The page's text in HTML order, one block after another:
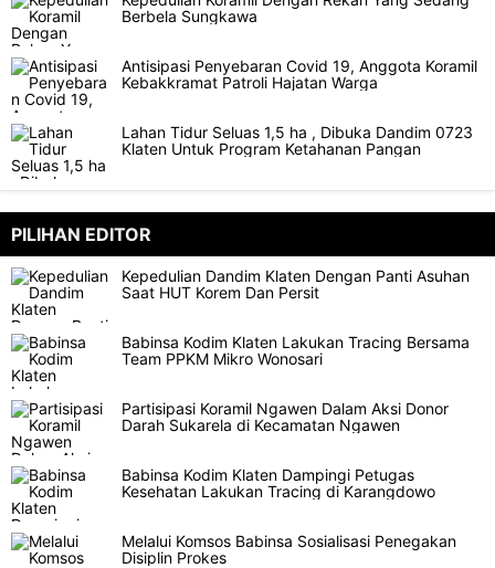
Berbela Sungkawa
Antisipasi Penyebaran Covid 19, Anggota Koramil
Kebakkramat Patroli Hajatan Warga
Lahan Tidur Seluas 1,5 ha , Dibuka Dandim 0723
Klaten Untuk Program Ketahanan Pangan
PILIHAN EDITOR
Kepedulian Dandim Klaten Dengan Panti Asuhan
Saat HUT Korem Dan Persit
Babinsa Kodim Klaten Lakukan Tracing Bersama
Team PPKM Mikro Wonosari
Partisipasi Koramil Ngawen Dalam Aksi Donor
Darah Sukarela di Kecamatan Ngawen
Babinsa Kodim Klaten Dampingi Petugas
Kesehatan Lakukan Tracing di Karangdowo
Melalui Komsos Babinsa Sosialisasi Penegakan
Disiplin Prokes